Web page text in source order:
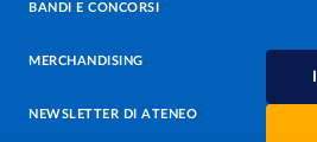
BANDI E CONCORSI
MERCHANDISING
NEWSLETTER DI ATENEO